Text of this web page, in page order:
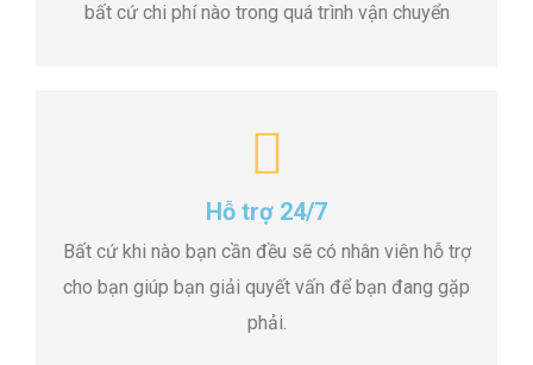
bất cứ chi phí nào trong quá trình vận chuyển
Hỗ trợ 24/7
Bất cứ khi nào bạn cần đều sẽ có nhân viên hỗ trợ
cho bạn giúp bạn giải quyết vấn để bạn đang gặp
phải.